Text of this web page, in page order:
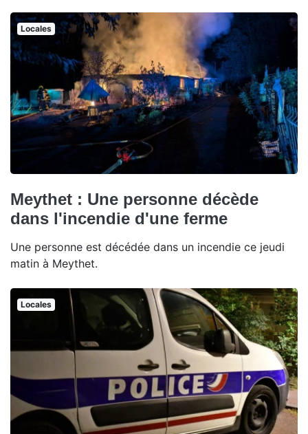
Locales
Meythet : Une personne décède
dans l'incendie d'une ferme
Une personne est décédée dans un incendie ce jeudi
matin à Meythet.
Locales